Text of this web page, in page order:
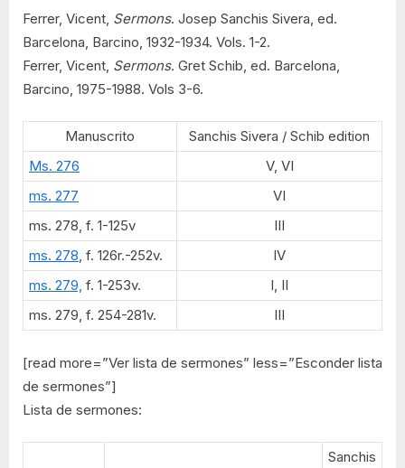
Ferrer, Vicent, Sermons. Josep Sanchis Sivera, ed.
Barcelona, Barcino, 1932-1934. Vols. 1-2.
Ferrer, Vicent, Sermons. Gret Schib, ed. Barcelona,
Barcino, 1975-1988. Vols 3-6.
Manuscrito
Sanchis Sivera / Schib edition
Ms. 276
V, VI
ms. 277
VI
ms. 278, f. 1-125v
III
ms. 278, f. 126r.-252v.
IV
ms. 279, f. 1-253v.
I, II
ms. 279, f. 254-281v.
III
[read more=”Ver lista de sermones” less=”Esconder lista
de sermones”]
Lista de sermones:
Sanchis